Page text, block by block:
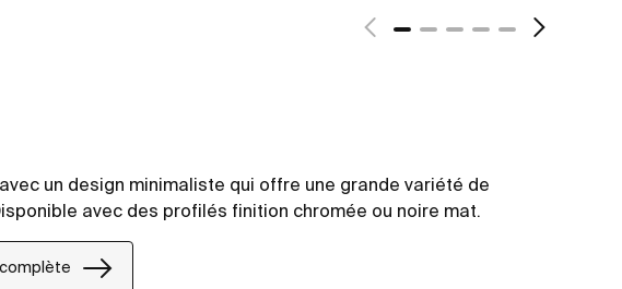
un design minimaliste qui offre une grande variété de
avec des profilés finition chromée ou noire mat.